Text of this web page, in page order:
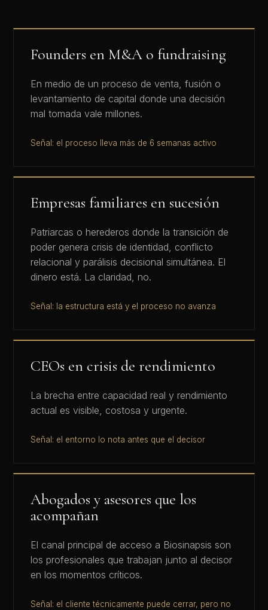
Founders en M&A o fundraising
En medio de un proceso de venta, fusión o
levantamiento de capital donde una decisión
mal tomada vale millones.
Señal: el proceso lleva más de 6 semanas activo
Empresas familiares en sucesión
Patriarcas o herederos donde la transición de
poder genera crisis de identidad, conflicto
relacional y parálisis decisional simultánea. El
dinero está. La claridad, no.
Señal: la estructura está y el proceso no avanza
CEOs en crisis de rendimiento
La brecha entre capacidad real y rendimiento
actual es visible, costosa y urgente.
Señal: el entorno lo nota antes que el decisor
Abogados y asesores que los
acompañan
El canal principal de acceso a Biosinapsis son
los profesionales que trabajan junto al decisor
en los momentos críticos.
Señal: el cliente técnicamente puede cerrar, pero no